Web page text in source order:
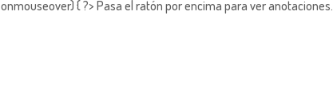
onmouseover) { ?> Pasa el ratón por encima para ver anotaciones.